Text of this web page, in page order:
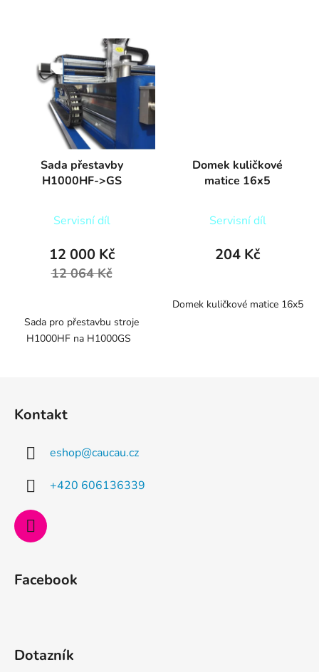
Sada přestavby
H1000HF->GS
Servisní díl
12 000 Kč
12 064 Kč
Sada pro přestavbu stroje
H1000HF na H1000GS
Domek kuličkové
matice 16x5
Servisní díl
204 Kč
Domek kuličkové matice 16x5
Kontakt
eshop@caucau.cz
+420 606136339
Facebook
Dotazník